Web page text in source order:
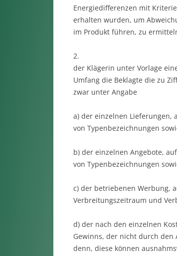
Energiedifferenzen mit
erhalten wurden, um
im Produkt führen, zu
2.
der Klägerin unter Vorlage
Umfang die Beklagte die zu
zwar unter Angabe
a) der einzelnen Lieferungen,
von Typenbezeichnungen
b) der einzelnen Angebote,
von Typenbezeichnungen
c) der betriebenen Werbung,
Verbreitungszeitraum und
d) der nach den einzelnen
Gewinns, der nicht durch den
denn, diese können